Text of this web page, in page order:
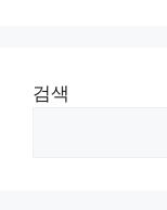
검색